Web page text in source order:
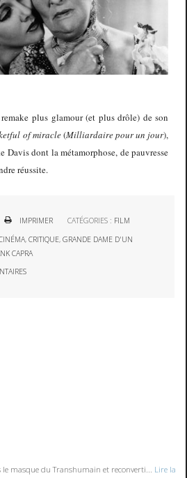
plus glamour (et plus drôle) de son
of miracle(Milliardaire pour un jour),
Davis dont la métamorphose, de pauvresse
réussite.
IMPRIMER CATÉGORIES : FILM
,CRITIQUE,GRANDE DAME D'UN
CAPRA
masque du Transhumain et reconverti...
Lire la